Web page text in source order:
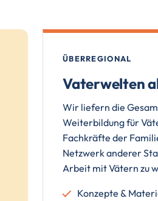
ÜBERREGIONAL
Vaterwelten
Wir liefern die
Weiterbildung für
Fachkräfte der
Netzwerk anderer
Arbeit mit Vätern zu
Konzepte &